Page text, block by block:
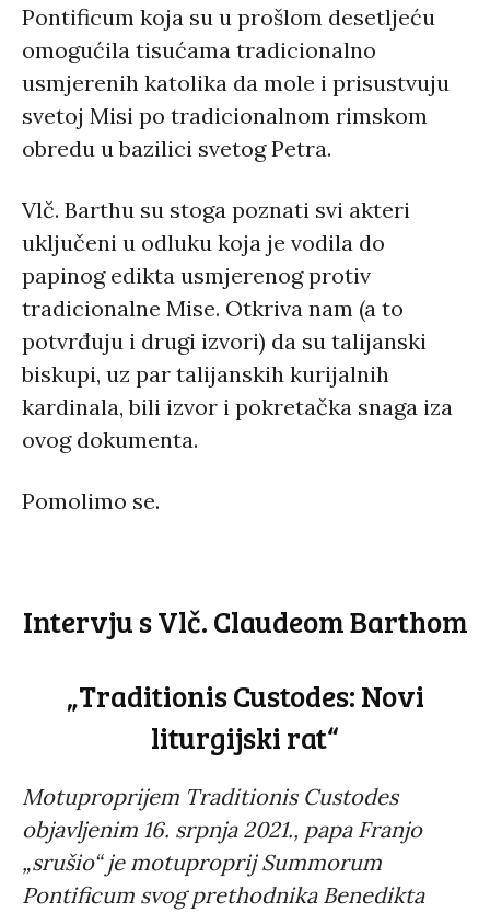
Pontificum koja su u prošlom desetljeću
omogućila tisućama tradicionalno
usmjerenih katolika da mole i prisustvuju
svetoj Misi po tradicionalnom rimskom
obredu u bazilici svetog Petra.
Vlč. Barthu su stoga poznati svi akteri
uključeni u odluku koja je vodila do
papinog edikta usmjerenog protiv
tradicionalne Mise. Otkriva nam (a to
potvrđuju i drugi izvori) da su talijanski
biskupi, uz par talijanskih kurijalnih
kardinala, bili izvor i pokretačka snaga iza
ovog dokumenta.
Pomolimo se.
Intervju s Vlč. Claudeom Barthom
„Traditionis Custodes: Novi
liturgijski rat“
Motuproprijem Traditionis Custodes
objavljenim 16. srpnja 2021., papa Franjo
„srušio“ je motuproprij Summorum
Pontificum svog prethodnika Benedikta